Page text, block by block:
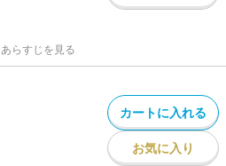
あらすじを見る
カートに入れる
お気に入り